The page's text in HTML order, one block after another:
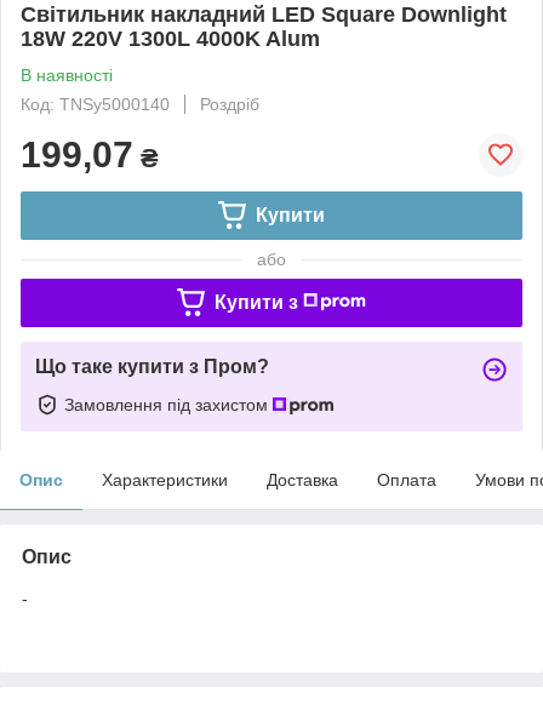
Світильник накладний LED Square Downlight
18W 220V 1300L 4000K Alum
В наявності
Код: TNSy5000140
Роздріб
199,07 ₴
Купити
або
Купити з
Що таке купити з Пром?
Замовлення під захистом
Опис Характеристики Доставка Оплата Умови
Опис
-